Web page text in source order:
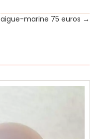
aigue-marine 75 euros →